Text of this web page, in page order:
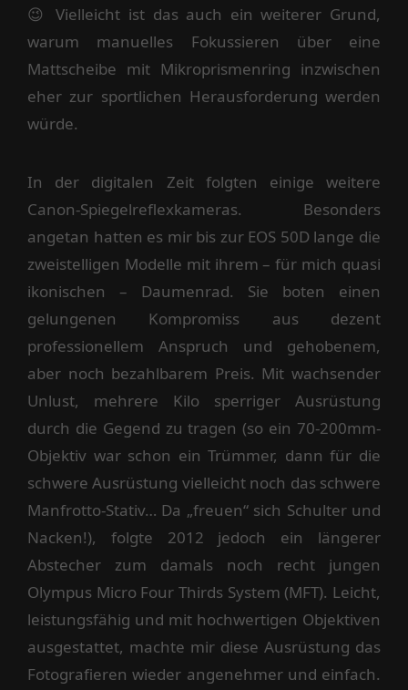
😉 Vielleicht ist das auch ein weiterer Grund,
warum manuelles Fokussieren über eine
Mattscheibe mit Mikroprismenring inzwischen
eher zur sportlichen Herausforderung werden
würde.
In der digitalen Zeit folgten einige weitere
Canon-Spiegelreflexkameras. Besonders
angetan hatten es mir bis zur EOS 50D lange die
zweistelligen Modelle mit ihrem – für mich quasi
ikonischen – Daumenrad. Sie boten einen
gelungenen Kompromiss aus dezent
professionellem Anspruch und gehobenem,
aber noch bezahlbarem Preis. Mit wachsender
Unlust, mehrere Kilo sperriger Ausrüstung
durch die Gegend zu tragen (so ein 70-200mm-
Objektiv war schon ein Trümmer, dann für die
schwere Ausrüstung vielleicht noch das schwere
Manfrotto-Stativ… Da „freuen“ sich Schulter und
Nacken!), folgte 2012 jedoch ein längerer
Abstecher zum damals noch recht jungen
Olympus Micro Four Thirds System (MFT). Leicht,
leistungsfähig und mit hochwertigen Objektiven
ausgestattet, machte mir diese Ausrüstung das
Fotografieren wieder angenehmer und einfach.